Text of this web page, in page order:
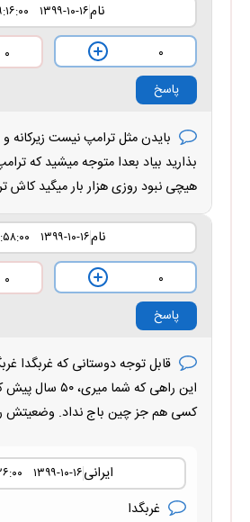
نام۱۳۹۹-۱۰-۱۶ ۱۹:۱۶:۰۰
۰
۰
پاسخ
بایدن مثل ترامپ نیست زیرکانه و
بذارید بیاد بعدا متوجه میشید که
هیچی نبود روزی هزار بار میگید کاش
نام۱۳۹۹-۱۰-۱۶ ۱۱:۵۸:۰۰
۰
۰
پاسخ
قابل توجه دوستانی که غربگدا
این راهی که شما
کسی هم جز چین باج نداد. وضعیتش
ایرانی۱۳۹۹-۱۰-۱۶ ۱۴:۲۶:۰۰
غربگدا